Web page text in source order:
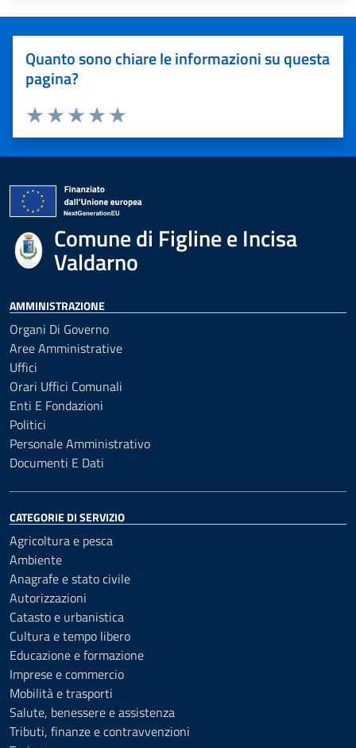
Quanto sono chiare le informazioni su questa
pagina?
Valuta 5 stelle su 5
Valuta 4 stelle su 5
Valuta 3 stelle su 5
Valuta 2 stelle su 5
Valuta 1 stelle su 5
Comune di Figline e Incisa
Valdarno
AMMINISTRAZIONE
Organi Di Governo
Aree Amministrative
Uffici
Orari Uffici Comunali
Enti E Fondazioni
Politici
Personale Amministrativo
Documenti E Dati
CATEGORIE DI SERVIZIO
Agricoltura e pesca
Ambiente
Anagrafe e stato civile
Autorizzazioni
Catasto e urbanistica
Cultura e tempo libero
Educazione e formazione
Imprese e commercio
Mobilità e trasporti
Salute, benessere e assistenza
Tributi, finanze e contravvenzioni